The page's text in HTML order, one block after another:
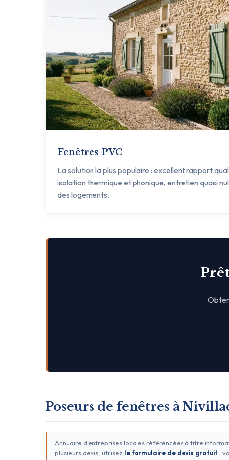
Fenêtres PVC
La solution la plus populaire : excellent rapport
isolation thermique et phonique, entretien quasi
des logements.
Poseurs de fenêtres à
Annuaire d'entreprises locales référencées à titre
plusieurs devis, utilisez le formulaire de devis gratuit :